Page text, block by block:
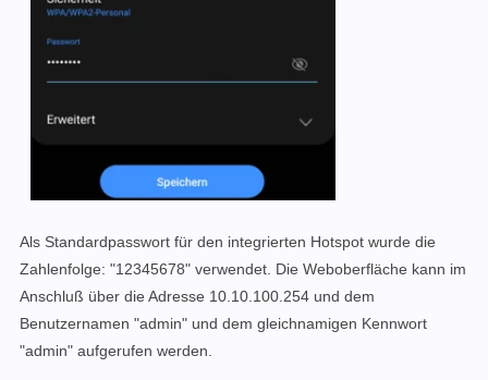
Als Standardpasswort für den integrierten Hotspot wurde die
Zahlenfolge: "12345678" verwendet. Die Weboberfläche kann im
Anschluß über die Adresse 10.10.100.254 und dem
Benutzernamen "admin" und dem gleichnamigen Kennwort
"admin" aufgerufen werden.